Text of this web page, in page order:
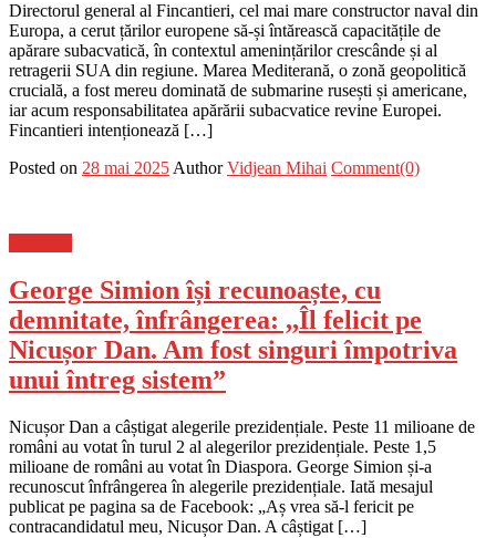
Directorul general al Fincantieri, cel mai mare constructor naval din
Europa, a cerut țărilor europene să-și întărească capacitățile de
apărare subacvatică, în contextul amenințărilor crescânde și al
retragerii SUA din regiune. Marea Mediterană, o zonă geopolitică
crucială, a fost mereu dominată de submarine rusești și americane,
iar acum responsabilitatea apărării subacvatice revine Europei.
Fincantieri intenționează […]
Posted on 28 mai 2025Author Vidjean Mihai Comment(0)
George Simion își recunoaște, cu
demnitate, înfrângerea: ,,Îl felicit pe
Nicușor Dan. Am fost singuri împotriva
unui întreg sistem”
Nicușor Dan a câștigat alegerile prezidențiale. Peste 11 milioane de
români au votat în turul 2 al alegerilor prezidențiale. Peste 1,5
milioane de români au votat în Diaspora. George Simion și-a
recunoscut înfrângerea în alegerile prezidențiale. Iată mesajul
publicat pe pagina sa de Facebook: „Aș vrea să-l fericit pe
contracandidatul meu, Nicușor Dan. A câștigat […]